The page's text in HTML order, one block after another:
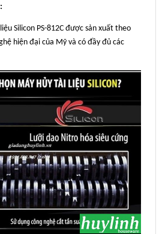
Silicon PS-812C được sản xuất theo
hiện đại của Mỹ và có đầy đủ các